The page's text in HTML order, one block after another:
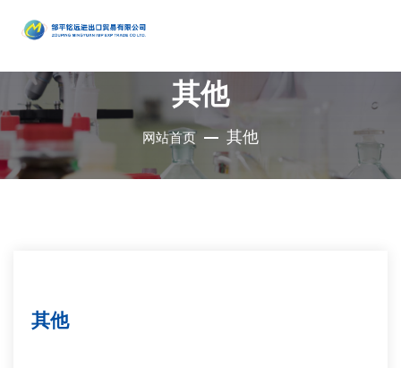
产品
中心
公司是集地质勘
探、铜钼采选、
剂、分子
醚类
醇类
•胺类
烃类
其他
网站首页 其他
其他